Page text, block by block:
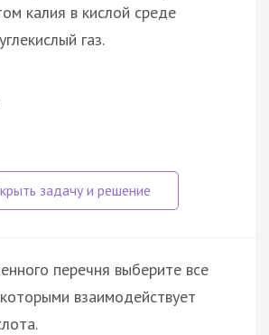
калия в кислой среде
газ.
перечня выберите все
взаимодействует